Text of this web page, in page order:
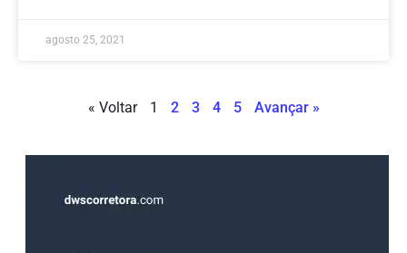
agosto 25, 2021
« Voltar 1 2 3 4 5 Avançar »